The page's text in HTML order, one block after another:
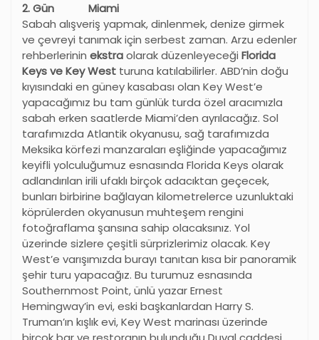
2. Gün Miami
Sabah alışveriş yapmak, dinlenmek, denize girmek
ve çevreyi tanımak için serbest zaman. Arzu edenler
rehberlerinin ekstraolarak düzenleyeceği Florida
Keys ve Key West turuna katılabilirler. ABD’nin doğu
kıyısındaki en güney kasabası olan Key West’e
yapacağımız bu tam günlük turda özel aracımızla
sabah erken saatlerde Miami’den ayrılacağız. Sol
tarafımızda Atlantik okyanusu, sağ tarafımızda
Meksika körfezi manzaraları eşliğinde yapacağımız
keyifli yolculuğumuz esnasında Florida Keys olarak
adlandırılan irili ufaklı birçok adacıktan geçecek,
bunları birbirine bağlayan kilometrelerce uzunluktaki
köprülerden okyanusun muhteşem rengini
fotoğraflama şansına sahip olacaksınız. Yol
üzerinde sizlere çeşitli sürprizlerimiz olacak. Key
West’e varışımızda burayı tanıtan kısa bir panoramik
şehir turu yapacağız. Bu turumuz esnasında
Southernmost Point, ünlü yazar Ernest
Hemingway’in evi, eski başkanlardan Harry S.
Truman’ın kışlık evi, Key West marinası üzerinde